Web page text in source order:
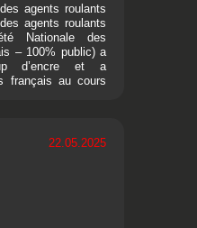
agents roulants
agents roulants
Nationale des
– 100% public) a
d’encre et a
français au cours
22.05.2025